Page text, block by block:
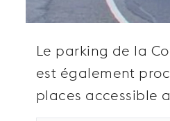
Le parking de la
est également
places accessible